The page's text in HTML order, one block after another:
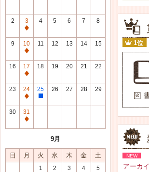
2
3
通
常
休
館
日
4 5 6 7 8
9
10
通
常
休
館
日
11 12 13 14 15
16
17
通
常
休
館
日
18 19 20 21 22
23
24
通
常
休
館
25
整
修
26 27 28 29
30
31
通
館
日
9月
日 月 火 水 木 金 土
1 2 3 4 5
1位
NEW
アーカ